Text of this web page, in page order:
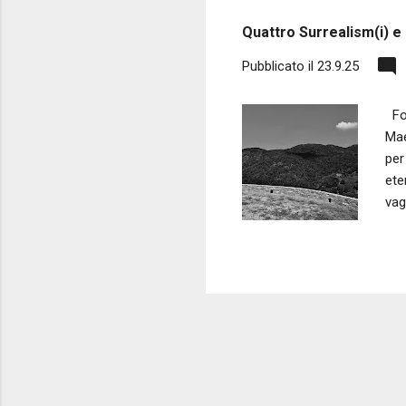
Quattro Surrealism(i) e
Pubblicato il 23.9.25